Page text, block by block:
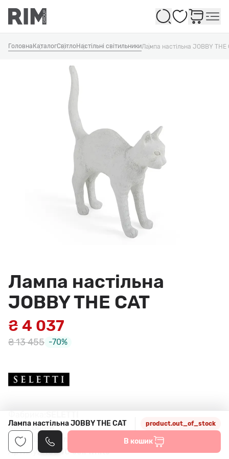
Обране
Головна КаталогСвітлоНастільні світильникиЛампа настільна JOBBY THE
Лампа настільна
JOBBY THE CAT
₴ 4 037
₴ 13 455 -70%
Колір:Білий
Матеріал:Смола
Артикул:15040 col. white
Лампа настільна JOBBY THE CAT product.out_of_stock
В кошик